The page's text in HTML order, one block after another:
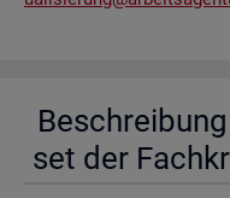
set der